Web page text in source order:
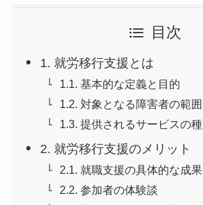
目次
1. 就労移行支援とは
1.1. 基本的な定義と目的
1.2. 対象となる障害者の範囲
1.3. 提供されるサービスの
2. 就労移行支援のメリット
2.1. 就職支援の具体的な成果
2.2. 参加者の体験談